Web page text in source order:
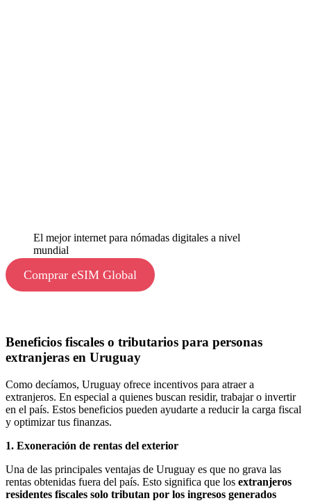
El mejor internet para nómadas digitales a nivel
mundial
Comprar eSIM Global
Beneficios fiscales o tributarios para personas
extranjeras en Uruguay
Como decíamos, Uruguay ofrece incentivos para atraer a
extranjeros. En especial a quienes buscan residir, trabajar o invertir
en el país. Estos beneficios pueden ayudarte a reducir la carga fiscal
y optimizar tus finanzas.
1. Exoneración de rentas del exterior
Una de las principales ventajas de Uruguay es que no grava las
rentas obtenidas fuera del país. Esto significa que los extranjeros
residentes fiscales solo tributan por los ingresos generados